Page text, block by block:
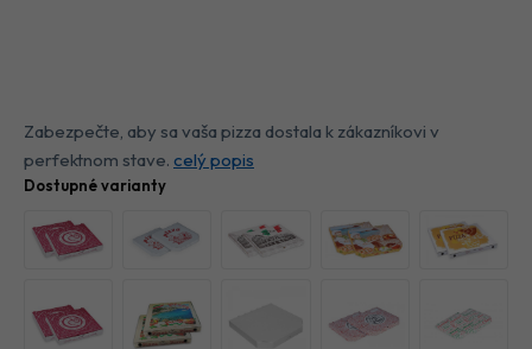
Zabezpečte, aby sa vaša pizza dostala k zákazníkovi v
perfektnom stave. celý popis
Dostupné varianty